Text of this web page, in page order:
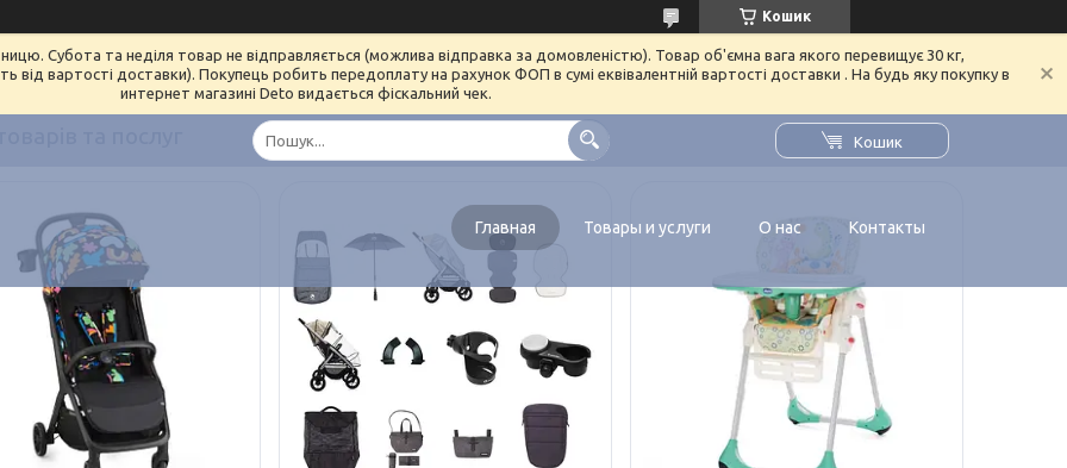
Кошик
Субота та неділя товар не відправляється (можлива відправка за домовленістю). Товар об'ємна вага якого перевищує 30 кг,
від вартості доставки). Покупець робить передоплату на рахунок ФОП в сумі еквівалентній вартості доставки . На будь яку покупку в
интернет магазині Deto видається фіскальний чек.
Кошик
Главная Товары и услуги О нас Контакты